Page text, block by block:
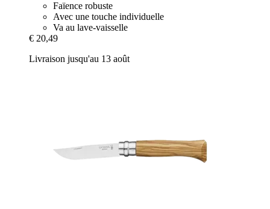
Faïence robuste
Avec une touche individuelle
Va au lave-vaisselle
€ 20,49
Livraison jusqu'au 13 août